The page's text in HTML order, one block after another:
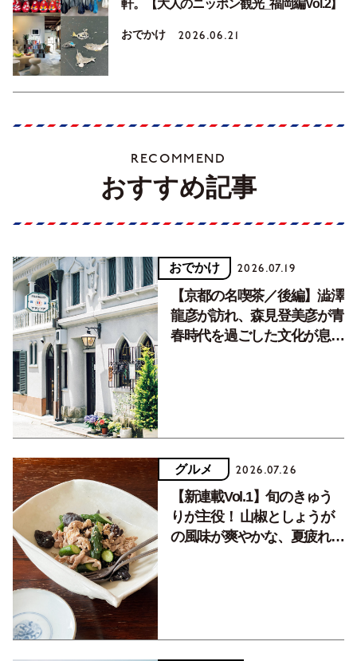
軒。【大人のニッポン観光_福岡編Vol.2】
おでかけ 2026.06.21
RECOMMEND
おすすめ記事
おでかけ 2026.07.19
【京都の名喫茶／後編】澁澤
龍彦が訪れ、森見登美彦が青
春時代を過ごした文化が息づ
グルメ 2026.07.26
【新連載Vol.1】旬のきゅう
りが主役！ 山椒としょうが
の風味が爽やかな、夏疲れを